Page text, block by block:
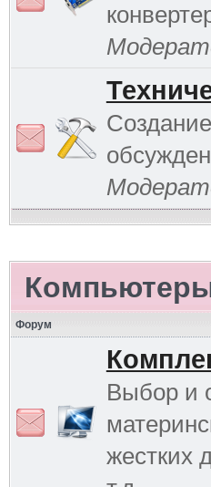
Форум
Выбор и
жестких